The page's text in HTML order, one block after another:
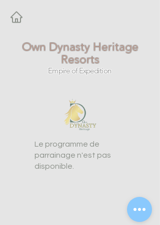
Own Dynasty Heritage
Resorts
Empire of Expedition
Le programme de
parrainage n'est pas
disponible.